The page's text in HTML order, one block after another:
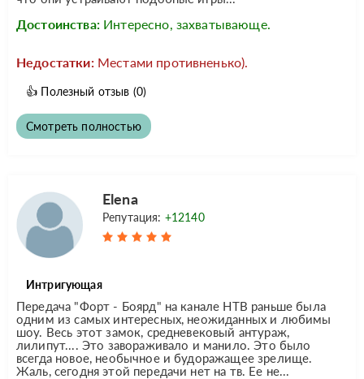
Достоинства: Интересно, захватывающе.
Недостатки: Местами противненько).
👍 Полезный отзыв (0)
Смотреть полностью
Elena
Репутация: +12140
Интригующая
Передача "Форт - Боярд" на канале НТВ раньше была
одним из самых интересных, неожиданных и любимы
шоу. Весь этот замок, средневековый антураж,
лилипут.... Это завораживало и манило. Это было
всегда новое, необычное и будоражащее зрелище.
Жаль, сегодня этой передачи нет на тв. Ее не...